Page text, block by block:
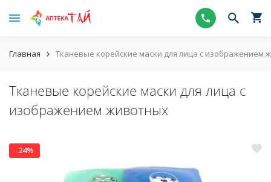
Главная Тканевые корейские маски для лица с изображением
Тканевые корейские маски для лица с
изображением животных
-24%